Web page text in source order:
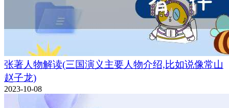
张著人物解读(三国演义主要人物介绍,比如说像常山
赵子龙)
2023-10-08